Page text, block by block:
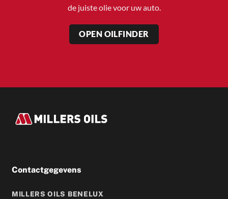
de juiste olie voor uw auto.
OPEN OILFINDER
Contactgegevens
MILLERS OILS BENELUX